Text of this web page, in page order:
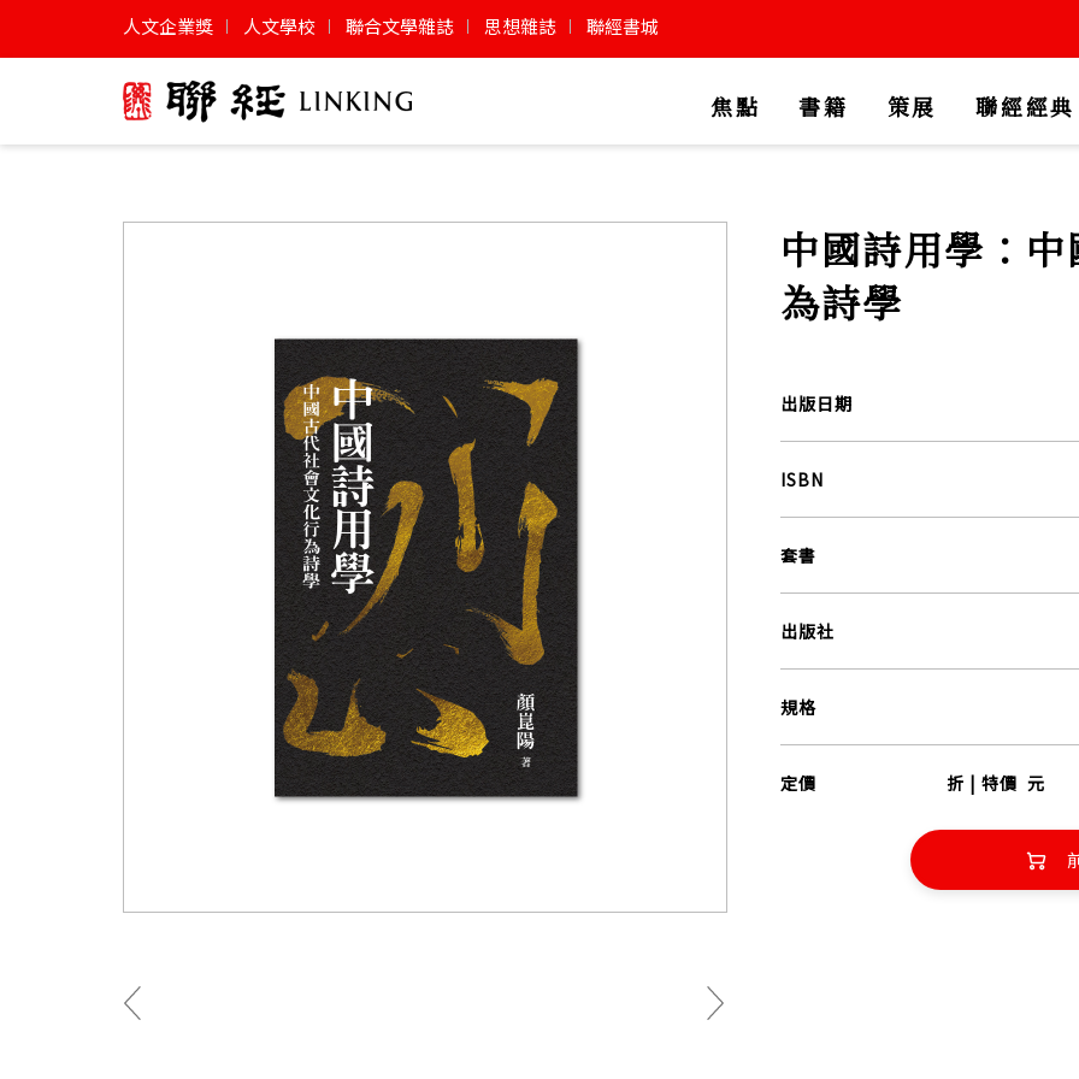
人文企業獎 人文學校 聯合文學雜誌 思想雜誌 聯經書城
焦點 書籍 策展 聯經經典
中國詩用學：
為詩學
出版日期
ISBN
套書
出版社
規格
定價 折 | 特價 元